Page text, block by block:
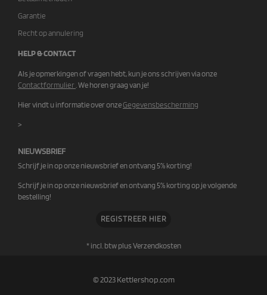
Garantie
Recht op annulering
HELP & CONTACT
Als je opmerkingen of vragen hebt, kun je ons schrijven via onze
Contactformulier . We horen graag van je!
Hier vindt u informatie over onzeGegevensbescherming
>
NIEUWSBRIEF
Schrijf je in op onze nieuwsbrief en ontvang 5% korting!
Schrijf je in op onze nieuwsbrief en ontvang 5% korting op je volgende
bestelling!
REGISTREER HIER
* incl. btw plus Verzendkosten
© 2023 Kettlershop.com